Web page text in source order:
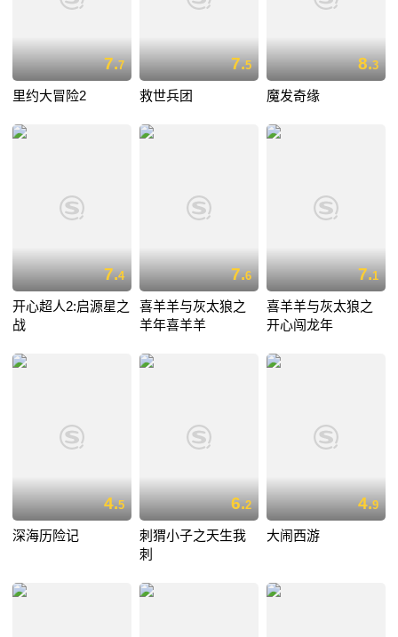
7.7
里约大冒险2
7.5
救世兵团
8.3
魔发奇缘
7.4
开心超人2:启源星之
战
7.6
喜羊羊与灰太狼之
羊年喜羊羊
7.1
喜羊羊与灰太狼之
开心闯龙年
4.5
深海历险记
6.2
刺猬小子之天生我
刺
4.9
大闹西游